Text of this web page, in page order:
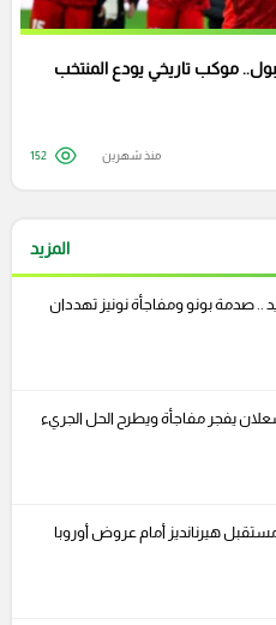
موكب تاريخي يودع المنتخب
منذ شهرين 152
المزيد
.. صدمة بونو ومفاجأة نونيز تهددان
يفجر مفاجأة ويطرح الحل الجريء
هيرنانديز أمام عروض أوروبا